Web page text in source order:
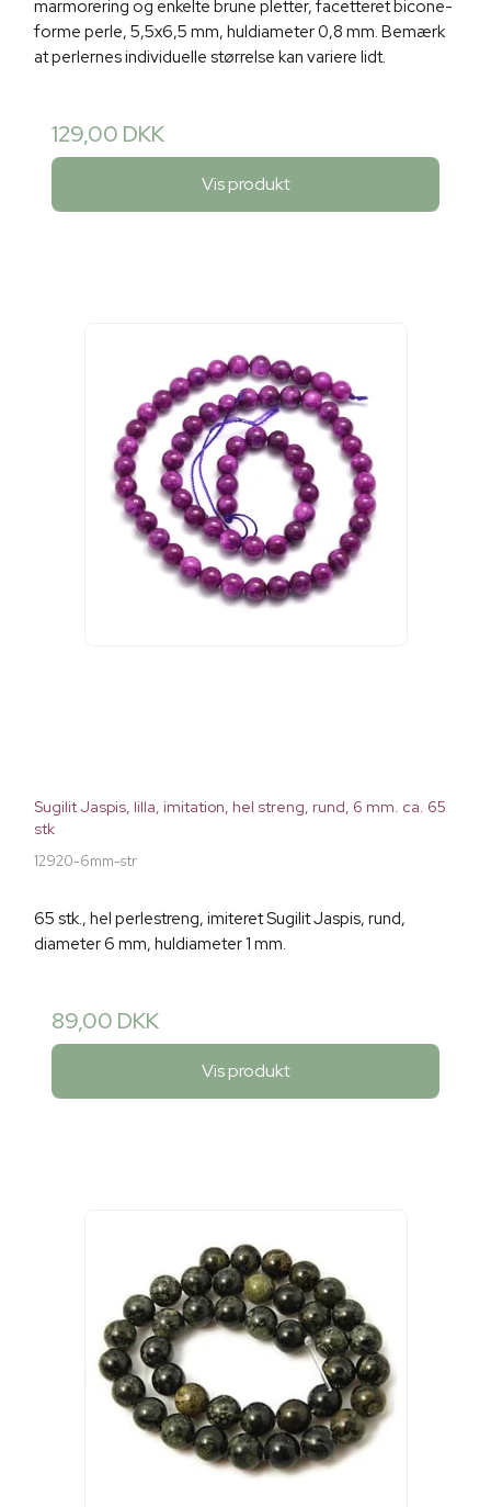
marmorering og enkelte brune pletter, facetteret bicone-
forme perle, 5,5x6,5 mm, huldiameter 0,8 mm. Bemærk
at perlernes individuelle størrelse kan variere lidt.
129,00 DKK
Vis produkt
Sugilit Jaspis, lilla, imitation, hel streng, rund, 6 mm. ca. 65
stk
12920-6mm-str
65 stk., hel perlestreng, imiteret Sugilit Jaspis, rund,
diameter 6 mm, huldiameter 1 mm.
89,00 DKK
Vis produkt